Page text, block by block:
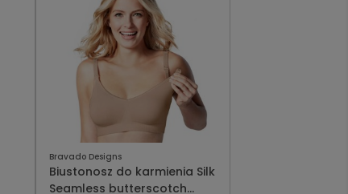
Bravado Designs
Biustonosz do karmienia Silk
Seamless butterscotch